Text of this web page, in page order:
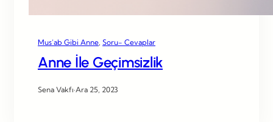
Mus’ab Gibi Anne Soru- Cevaplar
Anne İle Geçimsizlik
Sena Vakfı·Ara 25, 2023